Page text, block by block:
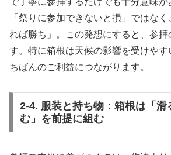
「祭りに参加できないと損」ではな
れば勝ち」。この発想にすると、参拝
す。特に箱根は天候の影響を受けや
ちばんのご利益につながります。
2-4. 服装と持ち物：箱根は「滑
む」を前提に組む